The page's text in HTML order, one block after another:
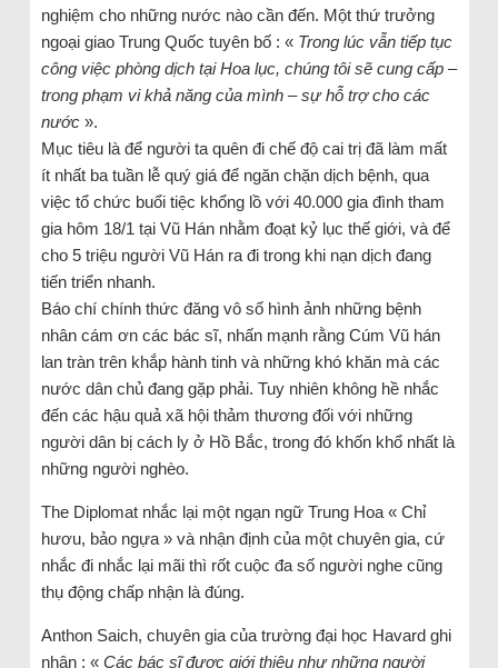
nghiệm cho những nước nào cần đến. Một thứ trưởng
ngoại giao Trung Quốc tuyên bố : « Trong lúc vẫn tiếp tục
công việc phòng dịch tại Hoa lục, chúng tôi sẽ cung cấp –
trong phạm vi khả năng của mình – sự hỗ trợ cho các
nước».
Mục tiêu là để người ta quên đi chế độ cai trị đã làm mất
ít nhất ba tuần lễ quý giá để ngăn chặn dịch bệnh, qua
việc tổ chức buổi tiệc khổng lồ với 40.000 gia đình tham
gia hôm 18/1 tại Vũ Hán nhằm đoạt kỷ lục thế giới, và để
cho 5 triệu người Vũ Hán ra đi trong khi nạn dịch đang
tiến triển nhanh.
Báo chí chính thức đăng vô số hình ảnh những bệnh
nhân cám ơn các bác sĩ, nhấn mạnh rằng Cúm Vũ hán
lan tràn trên khắp hành tinh và những khó khăn mà các
nước dân chủ đang gặp phải. Tuy nhiên không hề nhắc
đến các hậu quả xã hội thảm thương đối với những
người dân bị cách ly ở Hồ Bắc, trong đó khốn khổ nhất là
những người nghèo.
The Diplomat nhắc lại một ngạn ngữ Trung Hoa « Chỉ
hươu, bảo ngựa » và nhận định của một chuyên gia, cứ
nhắc đi nhắc lại mãi thì rốt cuộc đa số người nghe cũng
thụ động chấp nhận là đúng.
Anthon Saich, chuyên gia của trường đại học Havard ghi
nhận : « Các bác sĩ được giới thiệu như những người